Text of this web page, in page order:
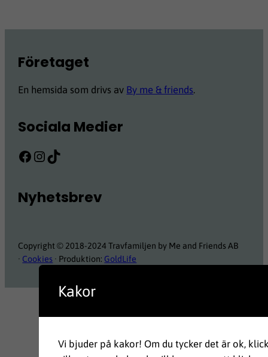
Företaget
En hemsida som drivs av By me & friends.
Sociala Medier
Facebook Instagram TikTok
Nyhetsbrev
Copyright © 2018-2024 Travfamiljen by Me and Friends AB
· Cookies · Produktion: GoldLife
Kakor
Vi bjuder på kakor! Om du tycker det är ok,